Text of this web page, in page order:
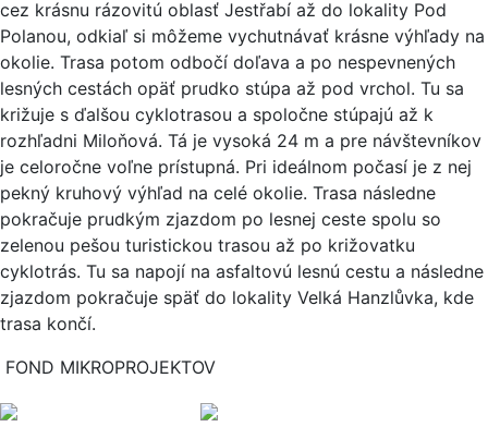
cez krásnu rázovitú oblasť Jestřabí až do lokality Pod
Polanou, odkiaľ si môžeme vychutnávať krásne výhľady na
okolie. Trasa potom odbočí doľava a po nespevnených
lesných cestách opäť prudko stúpa až pod vrchol. Tu sa
križuje s ďalšou cyklotrasou a spoločne stúpajú až k
rozhľadni Miloňová. Tá je vysoká 24 m a pre návštevníkov
je celoročne voľne prístupná. Pri ideálnom počasí je z nej
pekný kruhový výhľad na celé okolie. Trasa následne
pokračuje prudkým zjazdom po lesnej ceste spolu so
zelenou pešou turistickou trasou až po križovatku
cyklotrás. Tu sa napojí na asfaltovú lesnú cestu a následne
zjazdom pokračuje späť do lokality Velká Hanzlůvka, kde
trasa končí.
FOND MIKROPROJEKTOV